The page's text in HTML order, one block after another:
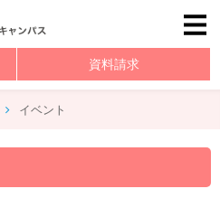
資料請求
イベント